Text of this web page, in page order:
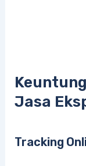
Jasa
Tracking